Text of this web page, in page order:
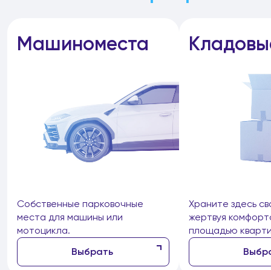
Машиноместа
Собственные парковочные
места для машины или
мотоцикла.
Выбрать
Храните здесь
жертвуя
площадью